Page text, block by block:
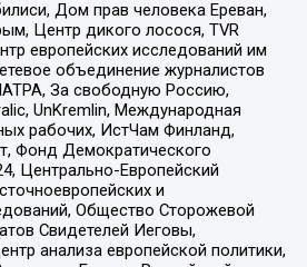
Дом прав человека Ереван,
Центр дикого лосося, TVR
европейских исследований им
объединение журналистов
За свободную Россию,
UnKremlin, Международная
рабочих, ИстЧам Финланд,
Фонд Демократического
Центрально-Европейский
и
Общество Сторожевой
Свидетелей Иеговы,
анализа европейской политики,